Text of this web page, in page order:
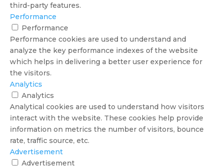
third-party features.
Performance
Performance
Performance cookies are used to understand and
analyze the key performance indexes of the website
which helps in delivering a better user experience for
the visitors.
Analytics
Analytics
Analytical cookies are used to understand how visitors
interact with the website. These cookies help provide
information on metrics the number of visitors, bounce
rate, traffic source, etc.
Advertisement
Advertisement